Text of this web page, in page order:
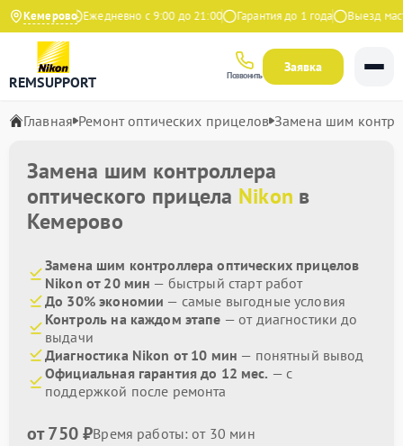
Кемерово
на Яндекс Ежедневно с 9:00 до 21:00 Гарантия до 1 года Выезд
REMSUPPORT Позвонить
Заявка
Главная Ремонт оптических прицелов Замена шим
Замена шим контроллера
оптического прицела Nikon в
Кемерово
Замена шим контроллера оптических прицелов
Nikon от 20 мин — быстрый старт работ
До 30% экономии — самые выгодные условия
Контроль на каждом этапе — от диагностики до
выдачи
Диагностика Nikon от 10 мин — понятный вывод
Официальная гарантия до 12 мес. — с
поддержкой после ремонта
от 750 ₽Время работы: от 30 мин